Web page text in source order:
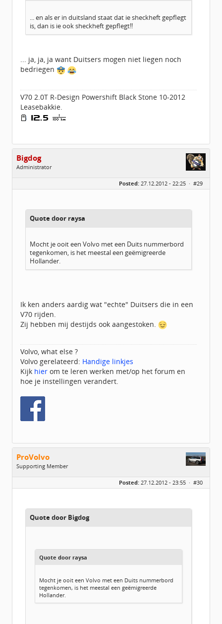
... en als er in duitsland staat dat ie sheckheft gepflegt
is, dan is ie ook sheckheft gepflegt!!
... ja, ja, ja want Duitsers mogen niet liegen noch
bedriegen
V70 2.0T R-Design Powershift Black Stone 10-2012
Leasebakkie.
Bigdog
Administrator
Homepage:
volvov70forum.com
Posted: 27.12.2012 - 22:25 · #29
Quote door raysa
Mocht je ooit een Volvo met een Duits nummerbord
tegenkomen, is het meestal een geëmigreerde
Hollander.
Ik ken anders aardig wat "echte" Duitsers die in een
V70 rijden.
Zij hebben mij destijds ook aangestoken.
Volvo, what else ?
Volvo gerelateerd: Handige linkjes
Kijk hier om te leren werken met/op het forum en
hoe je instellingen verandert.
ProVolvo
Supporting Member
Geslacht:
Leeftijd:
67
Posted: 27.12.2012 - 23:55 · #30
Quote door Bigdog
Quote door raysa
Mocht je ooit een Volvo met een Duits nummerbord
tegenkomen, is het meestal een geëmigreerde
Hollander.